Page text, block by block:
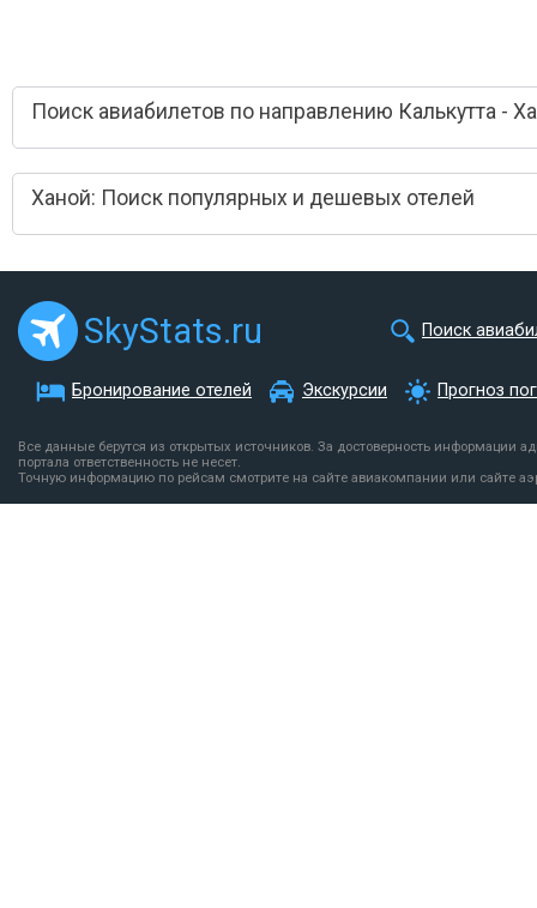
Поиск авиабилетов по направлению Калькутта -
Ханой: Поиск популярных и дешевых отелей
SkyStats.ru Поиск
Бронирование отелей Экскурсии Прогноз
Все данные берутся из открытых источников. За достоверность информации
портала ответственность не несет.
Точную информацию по рейсам смотрите на сайте авиакомпании или сайте